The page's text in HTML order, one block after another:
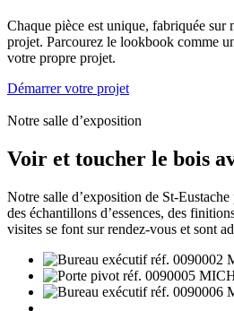
Chaque pièce est unique, fabriquée sur
projet. Parcourez le lookbook comme
votre propre projet.
Démarrer votre projet
Notre salle d’exposition
Voir et toucher le bois
Notre salle d’exposition de St-Eustache
des échantillons d’essences, des
visites se font sur rendez-vous et sont